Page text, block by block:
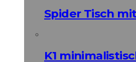
Spider Tisch
K1